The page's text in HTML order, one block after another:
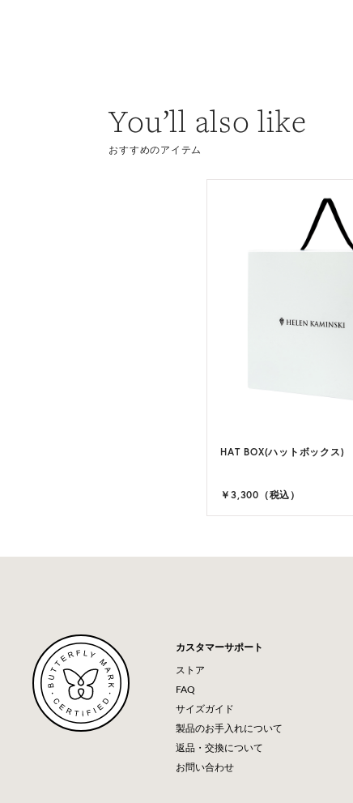
You’ll also like
おすすめのアイテム
HAT BOX(ハットボックス)
￥3,300（税込）
カスタマーサポート
ストア
FAQ
サイズガイド
製品のお手入れについて
返品・交換について
お問い合わせ